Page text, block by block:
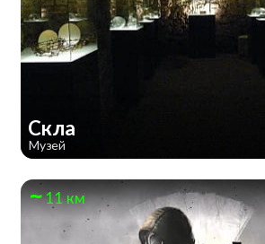
Скла
Музей
11 км